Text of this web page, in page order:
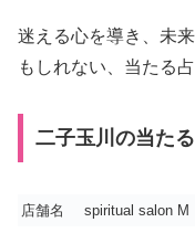
迷える心を導き、未
もしれない、当たる
二子玉川の当た
店舗名 spiritual salon M